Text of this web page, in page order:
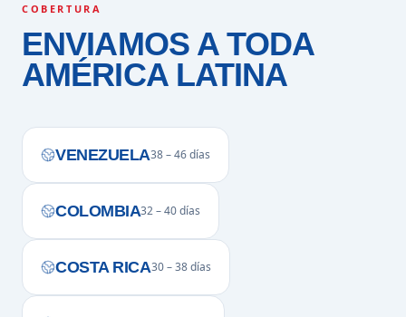
COBERTURA
ENVIAMOS A TODA
AMÉRICA LATINA
VENEZUELA38 – 46 días
COLOMBIA32 – 40 días
COSTA RICA30 – 38 días